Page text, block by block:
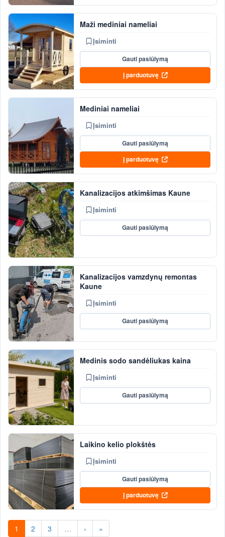
Maži mediniai nameliai
Įsiminti
Gauti pasiūlymą
Į parduotuvę
Mediniai nameliai
Įsiminti
Gauti pasiūlymą
Į parduotuvę
Kanalizacijos atkimšimas Kaune
Įsiminti
Gauti pasiūlymą
Kanalizacijos vamzdynų remontas
Kaune
Įsiminti
Gauti pasiūlymą
Medinis sodo sandėliukas kaina
Įsiminti
Gauti pasiūlymą
Laikino kelio plokštės
Įsiminti
Gauti pasiūlymą
Į parduotuvę
1 2 3 … › »